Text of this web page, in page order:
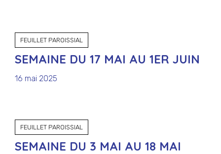
FEUILLET PAROISSIAL
SEMAINE DU 17 MAI AU 1ER JUIN
16 mai 2025
FEUILLET PAROISSIAL
SEMAINE DU 3 MAI AU 18 MAI